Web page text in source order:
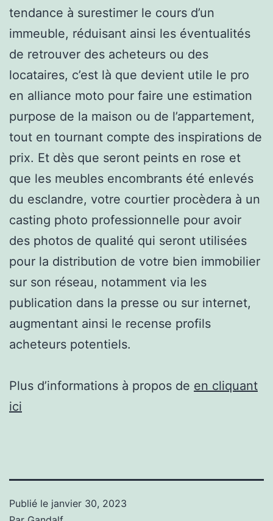
tendance à surestimer le cours d’un
immeuble, réduisant ainsi les éventualités
de retrouver des acheteurs ou des
locataires, c’est là que devient utile le pro
en alliance moto pour faire une estimation
purpose de la maison ou de l’appartement,
tout en tournant compte des inspirations de
prix. Et dès que seront peints en rose et
que les meubles encombrants été enlevés
du esclandre, votre courtier procèdera à un
casting photo professionnelle pour avoir
des photos de qualité qui seront utilisées
pour la distribution de votre bien immobilier
sur son réseau, notamment via les
publication dans la presse ou sur internet,
augmentant ainsi le recense profils
acheteurs potentiels.
Plus d’informations à propos de en cliquant
ici
Publié le janvier 30, 2023